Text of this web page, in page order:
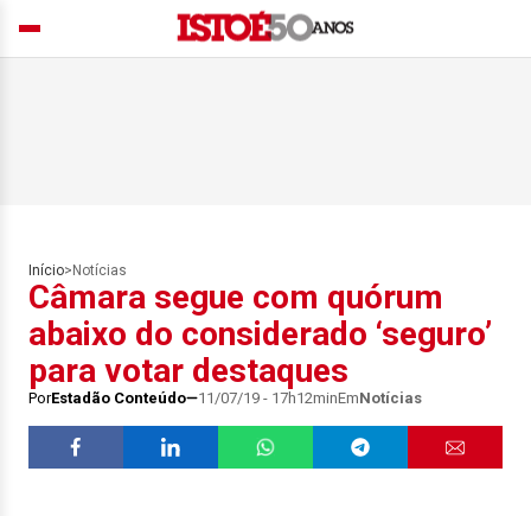
Início> Notícias
Câmara segue com quórum
abaixo do considerado ‘seguro’
para votar destaques
PorEstadão Conteúdo 11/07/19 - 17h12minEmNotícias